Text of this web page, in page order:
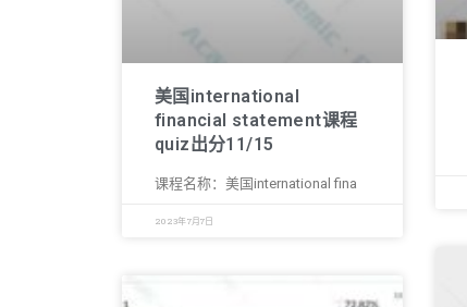
美国international
financial statement课程
quiz出分11/15
课程名称：美国international fina
2023年7月7日